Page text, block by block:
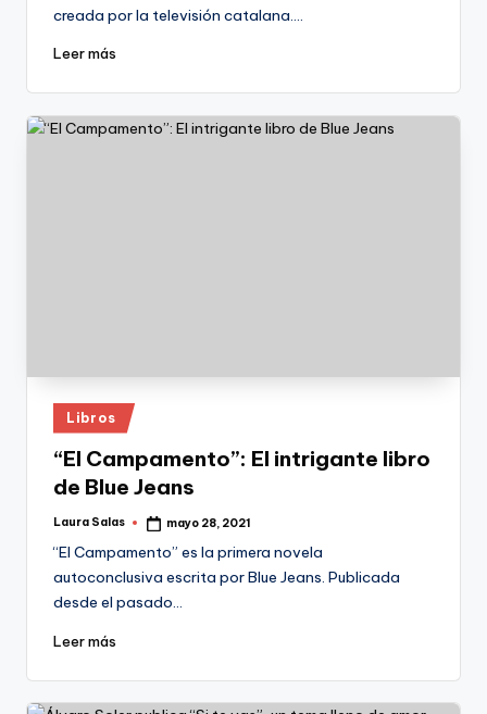
creada por la televisión catalana.…
Leer más
Publicado
en
Libros
“El Campamento”: El intrigante libro
de Blue Jeans
Publicado
Laura Salas mayo 28, 2021
“El Campamento” es la primera novela
autoconclusiva escrita por Blue Jeans. Publicada
desde el pasado…
Leer más